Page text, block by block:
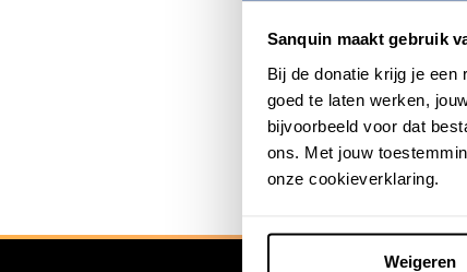
Sanquin maakt gebruik
Bij de donatie krijg je
goed te laten werken,
bijvoorbeeld voor dat
ons. Met jouw
onze cookieverklaring.
Weigeren
Wil jij je afmelden voor
Algemene informatie